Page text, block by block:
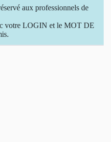
aux professionnels de
votre LOGIN et le MOT DE